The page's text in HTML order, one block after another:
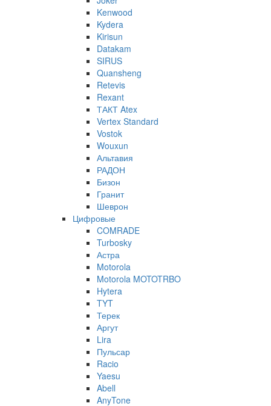
Kenwood
Kydera
Kirisun
Datakam
SIRUS
Quansheng
Retevis
Rexant
ТАКТ Atex
Vertex Standard
Vostok
Wouxun
Альтавия
РАДОН
Бизон
Гранит
Шеврон
Цифровые
COMRADE
Turbosky
Астра
Motorola
Motorola MOTOTRBO
Hytera
TYT
Терек
Аргут
Lira
Пульсар
Racio
Yaesu
Abell
AnyTone